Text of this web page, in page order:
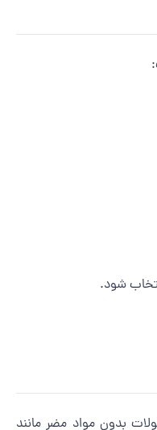
شود.
بدون مواد مضر مانند